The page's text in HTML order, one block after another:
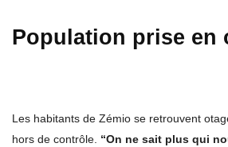
Population prise en
Les habitants de Zémio se retrouvent
hors de contrôle. “On ne sait plus qui